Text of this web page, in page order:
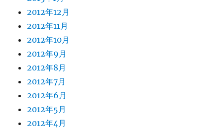
2012年12月
2012年11月
2012年10月
2012年9月
2012年8月
2012年7月
2012年6月
2012年5月
2012年4月